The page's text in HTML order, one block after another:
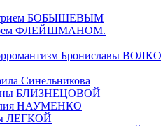
БОБЫШЕВЫМ
ФЛЕЙШМАНОМ.
Брониславы
Синельникова
Ины БЛИЗНЕЦОВОЙ
НАУМЕНКО
ЛЕГКОЙ